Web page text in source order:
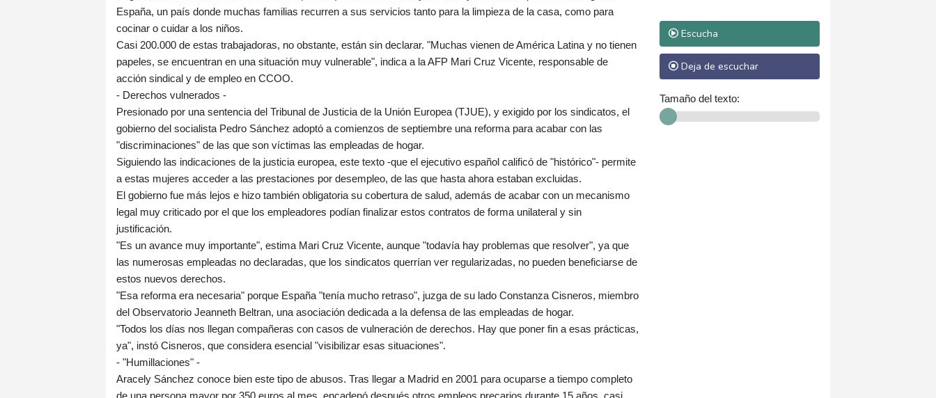
España, un país donde muchas familias recurren a sus servicios tanto para la limpieza de la casa, como para
cocinar o cuidar a los niños.
Casi 200.000 de estas trabajadoras, no obstante, están sin declarar. "Muchas vienen de América Latina y no tienen
papeles, se encuentran en una situación muy vulnerable", indica a la AFP Mari Cruz Vicente, responsable de
acción sindical y de empleo en CCOO.
- Derechos vulnerados -
Presionado por una sentencia del Tribunal de Justicia de la Unión Europea (TJUE), y exigido por los sindicatos, el
gobierno del socialista Pedro Sánchez adoptó a comienzos de septiembre una reforma para acabar con las
"discriminaciones" de las que son víctimas las empleadas de hogar.
Siguiendo las indicaciones de la justicia europea, este texto -que el ejecutivo español calificó de "histórico"- permite
a estas mujeres acceder a las prestaciones por desempleo, de las que hasta ahora estaban excluidas.
El gobierno fue más lejos e hizo también obligatoria su cobertura de salud, además de acabar con un mecanismo
legal muy criticado por el que los empleadores podían finalizar estos contratos de forma unilateral y sin
justificación.
"Es un avance muy importante", estima Mari Cruz Vicente, aunque "todavía hay problemas que resolver", ya que
las numerosas empleadas no declaradas, que los sindicatos querrían ver regularizadas, no pueden beneficiarse de
estos nuevos derechos.
"Esa reforma era necesaria" porque España "tenía mucho retraso", juzga de su lado Constanza Cisneros, miembro
del Observatorio Jeanneth Beltran, una asociación dedicada a la defensa de las empleadas de hogar.
"Todos los días nos llegan compañeras con casos de vulneración de derechos. Hay que poner fin a esas prácticas,
ya", instó Cisneros, que considera esencial "visibilizar esas situaciones".
- "Humillaciones" -
Aracely Sánchez conoce bien este tipo de abusos. Tras llegar a Madrid en 2001 para ocuparse a tiempo completo
hutíes, el saldo más letal desde la
tregua de 2022 entre ambos
bandos.Escucha
Deja de escuchar
Tamaño del texto: